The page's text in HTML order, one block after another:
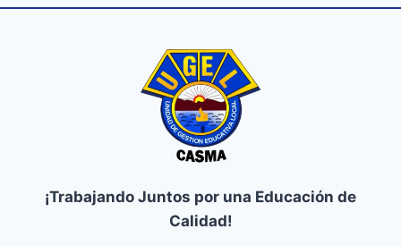
¡Trabajando Juntos por una Educación de
Calidad!